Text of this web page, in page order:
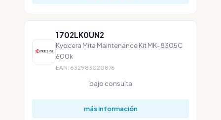
1702LK0UN2
Kyocera Mita Maintenance Kit MK-8305C
600k
EAN: 632983020876
bajo consulta
más información